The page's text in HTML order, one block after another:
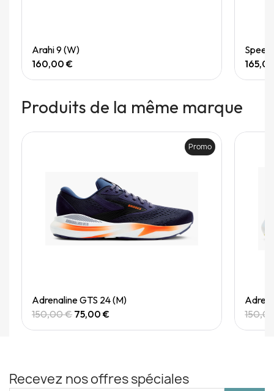
Arahi 9 (W)
160,00 €
Produits de la même marque
Quick View
Promo
Adrenaline GTS 24 (M)
150,00 € 75,00 €
Recevez nos offres spéciales